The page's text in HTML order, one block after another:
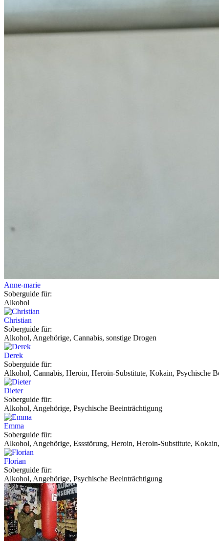
Anne-marie
Soberguide für:
Alkohol
Christian
Soberguide für:
Alkohol, Angehörige, Cannabis, sonstige Drogen
Derek
Soberguide für:
Alkohol, Cannabis, Heroin, Heroin-Substitute, Kokain, Psychische
Dieter
Soberguide für:
Alkohol, Angehörige, Psychische Beeinträchtigung
Emma
Soberguide für:
Alkohol, Angehörige, Essstörung, Heroin, Heroin-Substitute,
Florian
Soberguide für:
Alkohol, Angehörige, Psychische Beeinträchtigung